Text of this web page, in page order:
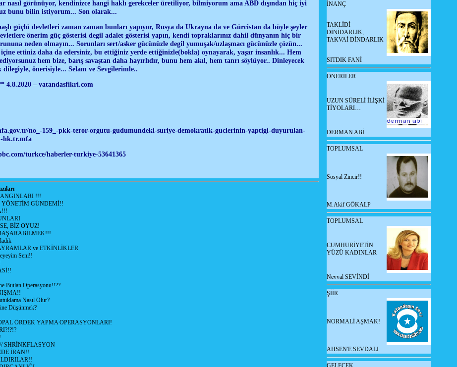
nasıl görünüyor, kendinizce hangi haklı gerekceler üretiliyor, bilmiyorum ama ABD dışından hiç iyi
bunu bilin istiyorum... Son olarak...
güçlü devletleri zaman zaman bunları yapıyor, Rusya da Ukrayna da ve Gürcistan da böyle şeyler
önerim güç gösterisi degil adalet gösterisi yapın, kendi topraklarınız dahil dünyanın hiç bir
neden olmayın... Sorunları sert/asker gücünüzle degil yumuşak/uzlaşmacı gücünüzle çözün...
içine ettiniz daha da edersiniz, bu ettiğiniz yerde ettiğinizle(bokla) oynayarak, yaşar insanlık... Hem
hem bize, barış savaştan daha hayırlıdır, bunu hem akıl, hem tanrı söylüyor.. Dinleyecek
önerisiyle... Selam ve Sevgilerimle..
4.8.2020 – vatandasfikri.com
no_-159_-pkk-teror-orgutu-gudumundeki-suriye-demokratik-guclerinin-yaptigi-duyurulan-
hk.tr.mfa
turkce/haberler-turkiye-53641365
!!!
GÜNDEMİ!!
BİZ OYUZ!
ve ETKİNLİKLER
Seni!!
Butlan Operasyonu!!??
Nasıl Olur?
Düşünmek?
ÖRDEK YAPMA OPERASYONLARI!
SHRİNKFLASYON
İRAN!!
İNANÇ
TAKLİDİ
DİNİDARLIK,
TAKVAİ DİNDARLIK
SITDIK FANİ
ÖNERİLER
UZUN SÜRELİ İLİŞKİ
TİYOLARI…
DERMAN ABİ
TOPLUMSAL
Sosyal Zincir!!
M.Akif GÖKALP
TOPLUMSAL
CUMHURİYETİN
YÜZÜ KADINLAR
Nevval SEVİNDİ
ŞİİR
NORMALİ AŞMAK!
AHSEN'E SEVDALI
GELECEK